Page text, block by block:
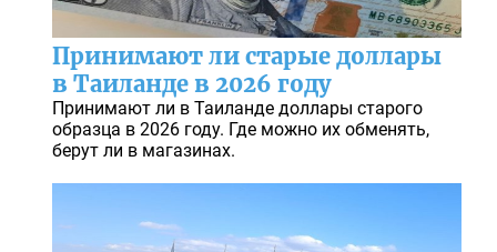
Принимают ли старые доллары
в Таиланде в 2026 году
Принимают ли в Таиланде доллары старого
образца в 2026 году. Где можно их обменять,
берут ли в магазинах.